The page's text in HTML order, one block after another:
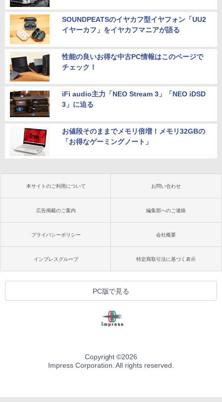
SOUNDPEATSのイヤカフ型イヤフォン「UU2
イヤーカフ」をイヤカフマニアが語る
性能の良いお得な中古PC情報はこのページで
チェック！
iFi audio主力「NEO Stream 3」「NEO iDSD
3」に迫る
お値段そのままでメモリ倍増！メモリ32GBの
「お得なゲーミングノート」
本サイトのご利用について お問い合わせ
広告掲載のご案内 編集部へのご連絡
プライバシーポリシー 会社概要
インプレスグループ 特定商取引法に基づく表示
PC版で見る
Copyright ©2026
Impress Corporation. All rights reserved.